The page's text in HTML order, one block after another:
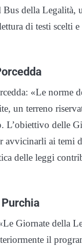
della Legalità,
di testi scelti
«Le norme
un terreno
L’obiettivo delle
ai temi
delle leggi
Giornate della
il